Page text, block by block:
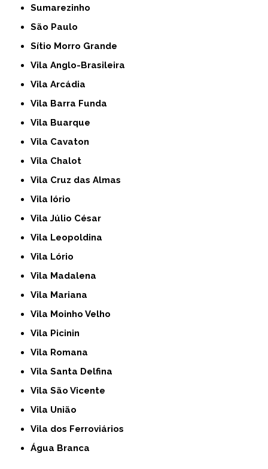
Sumarezinho
São Paulo
Sítio Morro Grande
Vila Anglo-Brasileira
Vila Arcádia
Vila Barra Funda
Vila Buarque
Vila Cavaton
Vila Chalot
Vila Cruz das Almas
Vila Iório
Vila Júlio César
Vila Leopoldina
Vila Lório
Vila Madalena
Vila Mariana
Vila Moinho Velho
Vila Picinin
Vila Romana
Vila Santa Delfina
Vila São Vicente
Vila União
Vila dos Ferroviários
Água Branca